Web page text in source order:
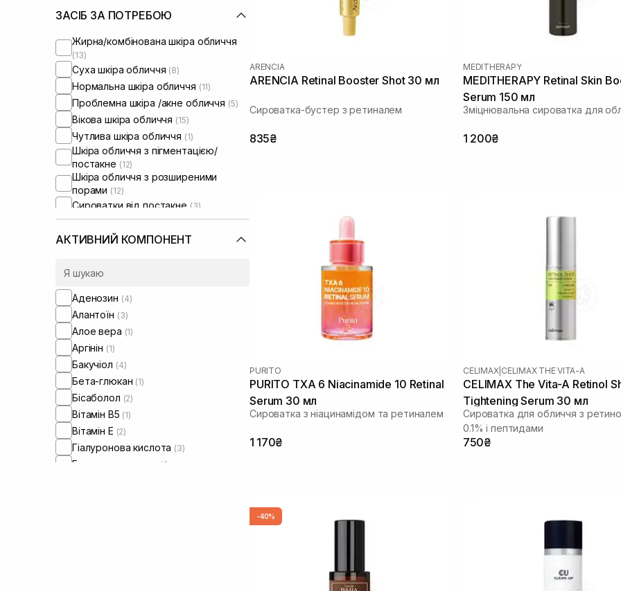
ЗАСІБ ЗА ПОТРЕБОЮ
Жирна/комбінована шкіра обличчя
(13)
Суха шкіра обличчя (8)
Нормальна шкіра обличчя (11)
Проблемна шкіра /акне обличчя (5)
Вікова шкіра обличчя (15)
Чутлива шкіра обличчя (1)
Шкіра обличчя з пігментацією/
постакне (12)
Шкіра обличчя з розширеними
порами (12)
Сироватки від постакне (3)
АКТИВНИЙ КОМПОНЕНТ
Аденозин (4)
Алантоїн (3)
Алое вера (1)
Аргінін (1)
Бакучіол (4)
Бета-глюкан (1)
Бісаболол (2)
Вітамін B5 (1)
Вітамін Е (2)
Гіалуронова кислота (3)
Екстракт лаванди (1)
ARENCIA
ARENCIA Retinal Booster Shot 30 мл
Сироватка-бустер з ретиналем
835₴
MEDITHERAPY
MEDITHERAPY Retinal Skin
Serum 150 мл
Зміцнювальна сироватка для
1 200₴
PURITO
PURITO TXA 6 Niacinamide 10 Retinal
Serum 30 мл
Сироватка з ніацинамідом та ретиналем
1 170₴
CELIMAX CELIMAX THE VITA-A
CELIMAX The Vita-A Retinol
Tightening Serum 30 мл
Сироватка для обличчя з
0.1% і пептидами
750₴
-40%